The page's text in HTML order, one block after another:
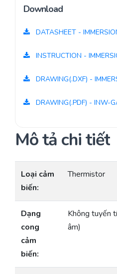
Download
DATASHEET -
INSTRUCTION -
DRAWING(.DXF) -
DRAWING(.PDF) - INW-
Mô tả chi tiết
Loại cảm
biến:
Thermistor
Dạng
cong
cảm
biến:
Không tuyến
âm)